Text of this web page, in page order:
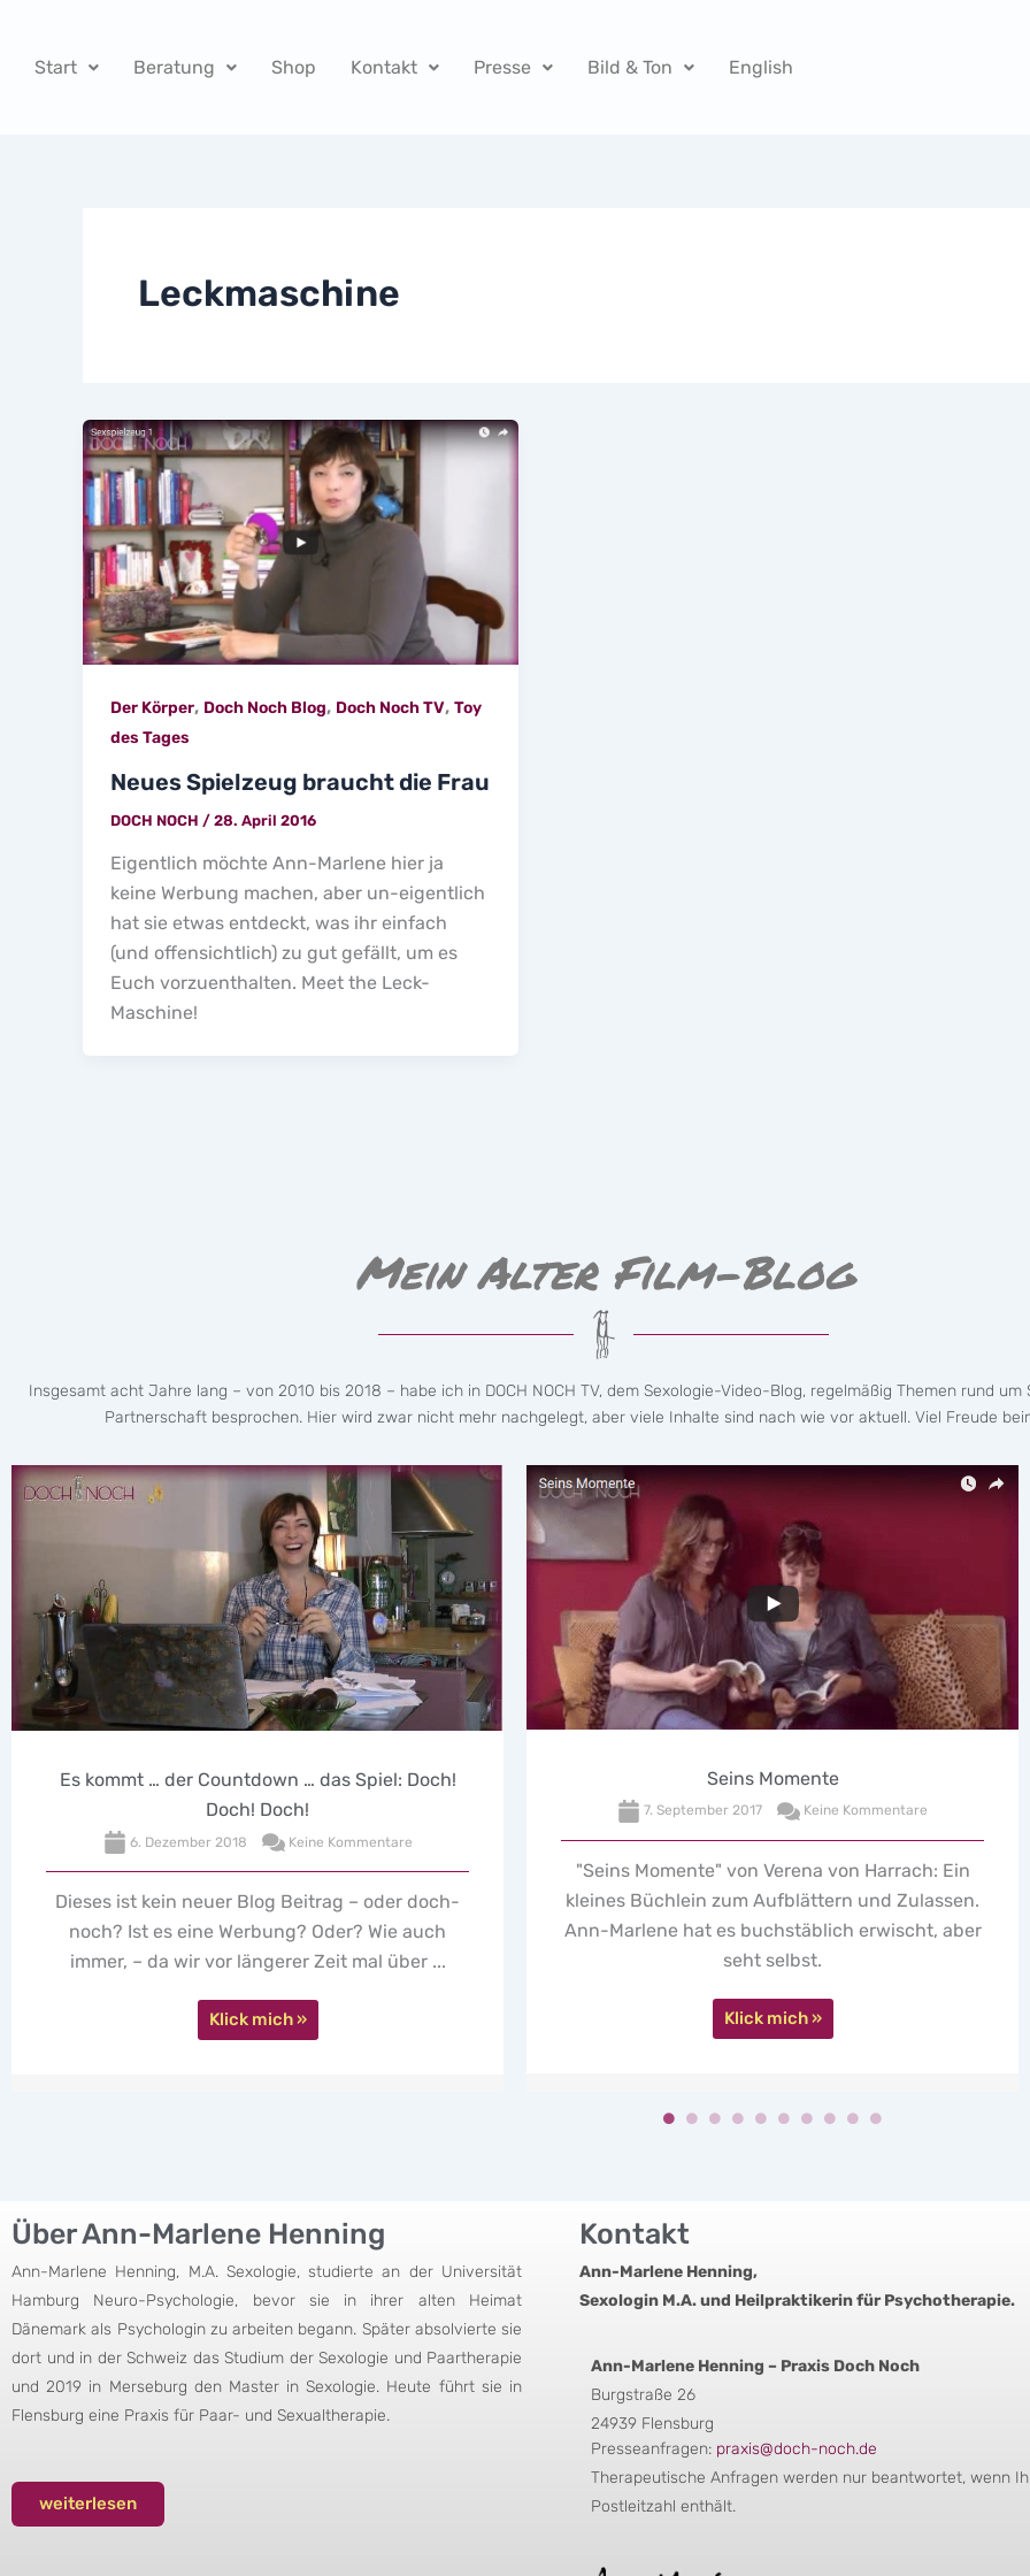
springen
Start Beratung Shop Kontakt Presse Bild & Ton English
Leckmaschine
Der Körper, Doch Noch Blog, Doch Noch TV, Toy
des Tages
Neues Spielzeug braucht die Frau
DOCH NOCH / 28. April 2016
Eigentlich möchte Ann-Marlene hier ja
keine Werbung machen, aber un-eigentlich
hat sie etwas entdeckt, was ihr einfach
(und offensichtlich) zu gut gefällt, um es
Euch vorzuenthalten. Meet the Leck-
Maschine!
Mein Alter Film-Blog
Insgesamt acht Jahre lang – von 2010 bis 2018 – habe ich in DOCH NOCH TV, dem Sexologie-Video-Blog, regelmäßig Themen rund um
Partnerschaft besprochen. Hier wird zwar nicht mehr nachgelegt, aber viele Inhalte sind nach wie vor aktuell. Viel Freude
… das Spiel: Doch!
Keine Kommentare
Blog Beitrag – oder doch-
Oder? Wie auch
längerer Zeit mal über ...
Keine Kommentare
"Seins Momente" von Verena von Harrach: Ein
kleines Büchlein zum Aufblättern und Zulassen.
Ann-Marlene hat es buchstäblich erwischt, aber
Vorhang auf
Kondom-
Über Ann-Marlene Henning
Ann-Marlene Henning, M.A. Sexologie, studierte an der Universität
Hamburg Neuro-Psychologie, bevor sie in ihrer alten Heimat
Dänemark als Psychologin zu arbeiten begann. Später absolvierte sie
dort und in der Schweiz das Studium der Sexologie und Paartherapie
und 2019 in Merseburg den Master in Sexologie. Heute führt sie in
Flensburg eine Praxis für Paar- und Sexualtherapie.
weiterlesen
Kontakt
Ann-Marlene Henning,
Sexologin M.A. und Heilpraktikerin für Psychotherapie.
Ann-Marlene Henning – Praxis Doch Noch
Burgstraße 26
24939 Flensburg
Presseanfragen: praxis@doch-noch.de
Therapeutische Anfragen werden nur beantwortet, wenn
Postleitzahl enthält.